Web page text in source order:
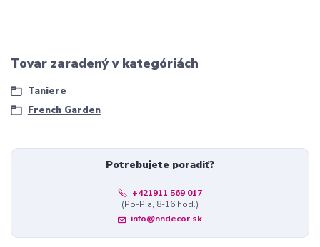
Tovar zaradený v kategóriách
Taniere
French Garden
Potrebujete poradiť?
+421911 569 017
(Po-Pia, 8-16 hod.)
info@nndecor.sk